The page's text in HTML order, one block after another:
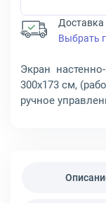
Доставка
Выбрать
Экран
300x173 см,
ручное